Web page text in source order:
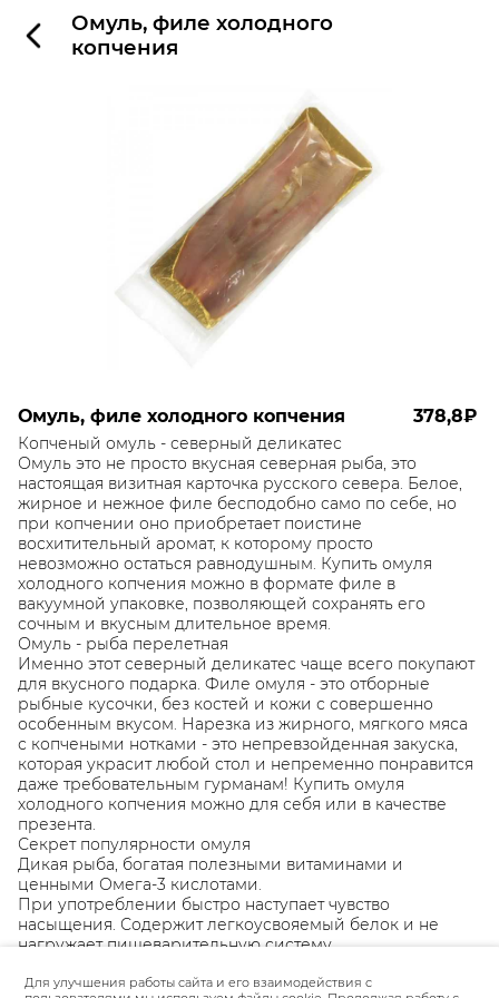
Омуль, филе холодного
копчения
Омуль, филе холодного копчения 378,8₽
Копченый омуль - северный деликатес
Омуль это не просто вкусная северная рыба, это
настоящая визитная карточка русского севера. Белое,
жирное и нежное филе бесподобно само по себе, но
при копчении оно приобретает поистине
восхитительный аромат, к которому просто
невозможно остаться равнодушным. Купить омуля
холодного копчения можно в формате филе в
вакуумной упаковке, позволяющей сохранять его
сочным и вкусным длительное время.
Омуль - рыба перелетная
Именно этот северный деликатес чаще всего покупают
для вкусного подарка. Филе омуля - это отборные
рыбные кусочки, без костей и кожи с совершенно
особенным вкусом. Нарезка из жирного, мягкого мяса
с копчеными нотками - это непревзойденная закуска,
которая украсит любой стол и непременно понравится
даже требовательным гурманам! Купить омуля
холодного копчения можно для себя или в качестве
презента.
Секрет популярности омуля
Дикая рыба, богатая полезными витаминами и
ценными Омега-3 кислотами.
При употреблении быстро наступает чувство
насыщения. Содержит легкоусвояемый белок и не
нагружает пищеварительную систему.
натурального копчения.
Для улучшения работы сайта и его взаимодействия с